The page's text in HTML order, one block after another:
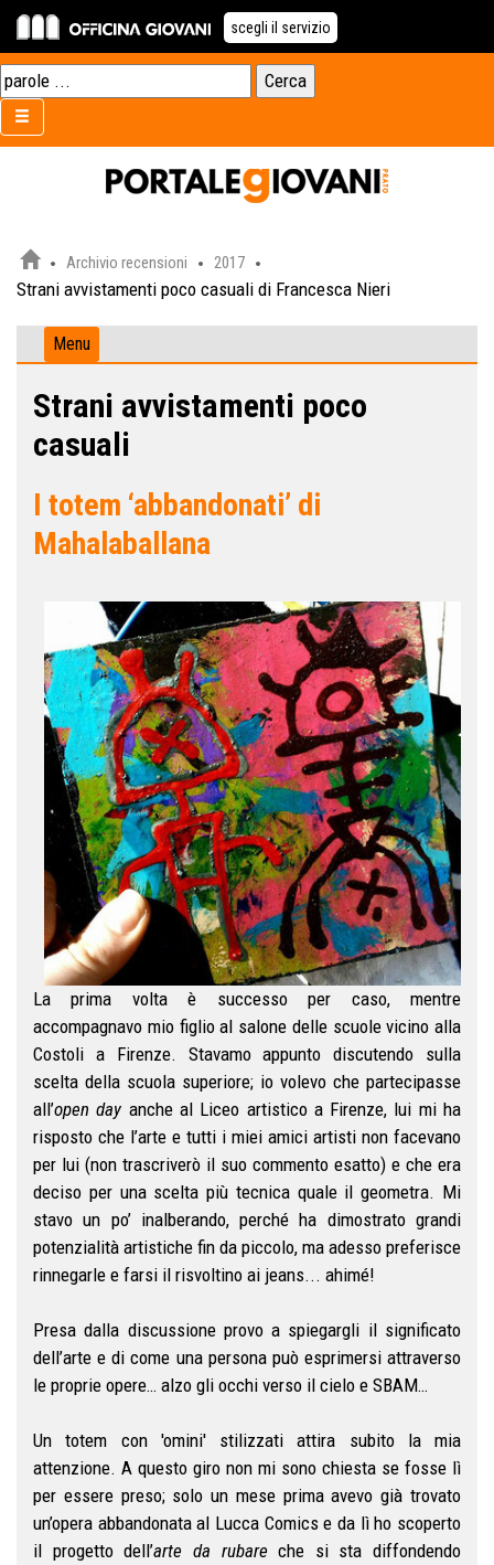
scegli il servizio
Archivio recensioni 2017
Strani avvistamenti poco casuali di Francesca Nieri
Menu
Strani avvistamenti poco
casuali
I totem ‘abbandonati’ di
Mahalaballana
La prima volta è successo per caso, mentre
accompagnavo mio figlio al salone delle scuole vicino alla
Costoli a Firenze. Stavamo appunto discutendo sulla
scelta della scuola superiore; io volevo che partecipasse
all’open day anche al Liceo artistico a Firenze, lui mi ha
risposto che l’arte e tutti i miei amici artisti non facevano
per lui (non trascriverò il suo commento esatto) e che era
deciso per una scelta più tecnica quale il geometra. Mi
stavo un po’ inalberando, perché ha dimostrato grandi
potenzialità artistiche fin da piccolo, ma adesso preferisce
rinnegarle e farsi il risvoltino ai jeans... ahimé!
Presa dalla discussione provo a spiegargli il significato
dell’arte e di come una persona può esprimersi attraverso
le proprie opere… alzo gli occhi verso il cielo e SBAM…
Un totem con 'omini' stilizzati attira subito la mia
attenzione. A questo giro non mi sono chiesta se fosse lì
per essere preso; solo un mese prima avevo già trovato
un’opera abbandonata al Lucca Comics e da lì ho scoperto
il progetto dell’arte da rubare che si sta diffondendo